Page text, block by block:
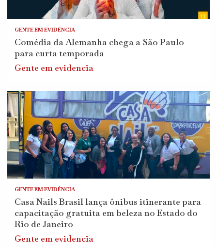
GENTE EM EVIDÊNCIA
Comédia da Alemanha chega a São Paulo
para curta temporada
Gente em evidencia
GENTE EM EVIDÊNCIA
Casa Nails Brasil lança ônibus itinerante para
capacitação gratuita em beleza no Estado do
Rio de Janeiro
Gente em evidencia